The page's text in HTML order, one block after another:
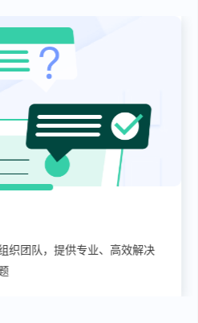
织团队，提供专业、高效解决